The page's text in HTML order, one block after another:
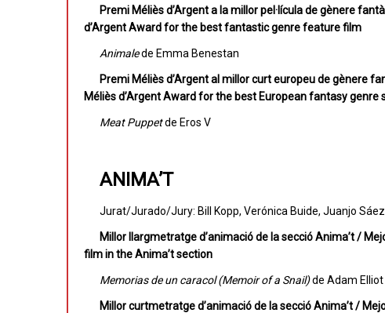
Premi Méliès d’Argent a la millor pel·lícula de gènere
d’Argent Award for the best fantastic genre feature film
Animalede Emma Benestan
Premi Méliès d’Argent al millor curt europeu de gènere
Méliès d’Argent Award for the best European fantasy genre
Meat Puppetde Eros V
ANIMA’T
Jurat/Jurado/Jury: Bill Kopp, Verónica Buide, Juanjo Sáez
Millor llargmetratge d’animació de la secció Anima’t /
film in the Anima’t section
Memorias de un caracol (Memoir of a Snail)de Adam Elliot
Millor curtmetratge d’animació de la secció Anima’t /